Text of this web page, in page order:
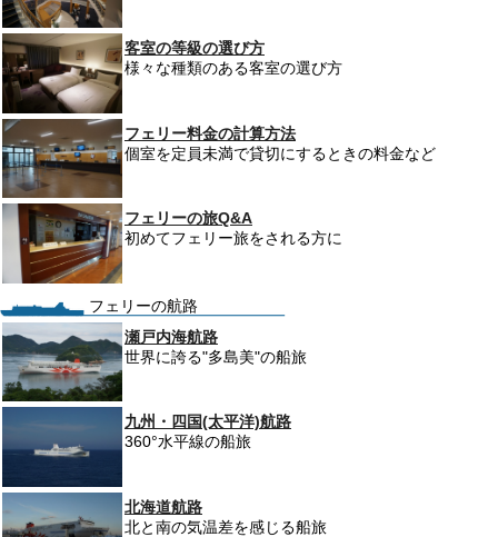
Photo BBS
Text BBS
客室の等級の選び方
様々な種類のある客室の選び方
フェリー料金の計算方法
個室を定員未満で貸切にするときの料金など
フェリーの旅Q&A
初めてフェリー旅をされる方に
フェリーの航路
瀬戸内海航路
世界に誇る"多島美"の船旅
九州・四国(太平洋)航路
360°水平線の船旅
北海道航路
北と南の気温差を感じる船旅